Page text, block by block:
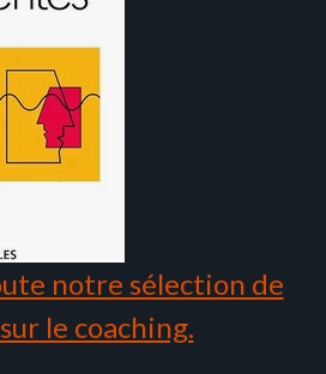
notre sélection de
le coaching.